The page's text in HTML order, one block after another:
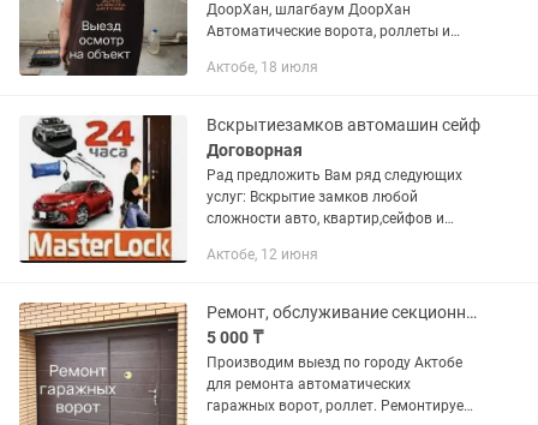
ДоорХан, шлагбаум ДоорХан
Автоматические ворота, роллеты и
более удобным и безопасным. А
долгую и...
Актобе, 18 июля
Вскрытиезамков автомашин сейф
Договорная
Рад предложить Вам ряд следующих
услуг: Вскрытие замков любой
сложности авто, квартир,сейфов и
повреждений 100%! Изготовление
Восстановление...
Актобе, 12 июня
Ремонт, обслуживание секционных ворот, автоматика
5 000 ₸
Производим выезд по городу Актобе
для ремонта автоматических
гаражных ворот, роллет. Ремонтируем